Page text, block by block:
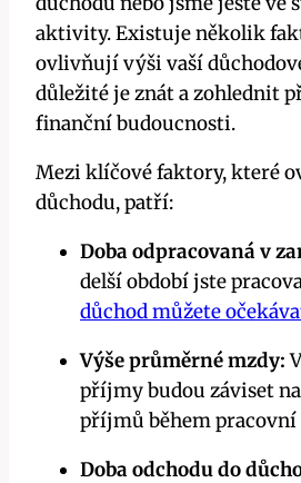
aktivity. Existuje několik
ovlivňují výši vaší
důležité je znát a zohlednit
finanční budoucnosti.
Mezi klíčové faktory, které
důchodu, patří:
Doba odpracovaná v
delší období jste
důchod můžete
Výše průměrné mzdy:
příjmy budou záviset
příjmů během pracovní
Doba odchodu do